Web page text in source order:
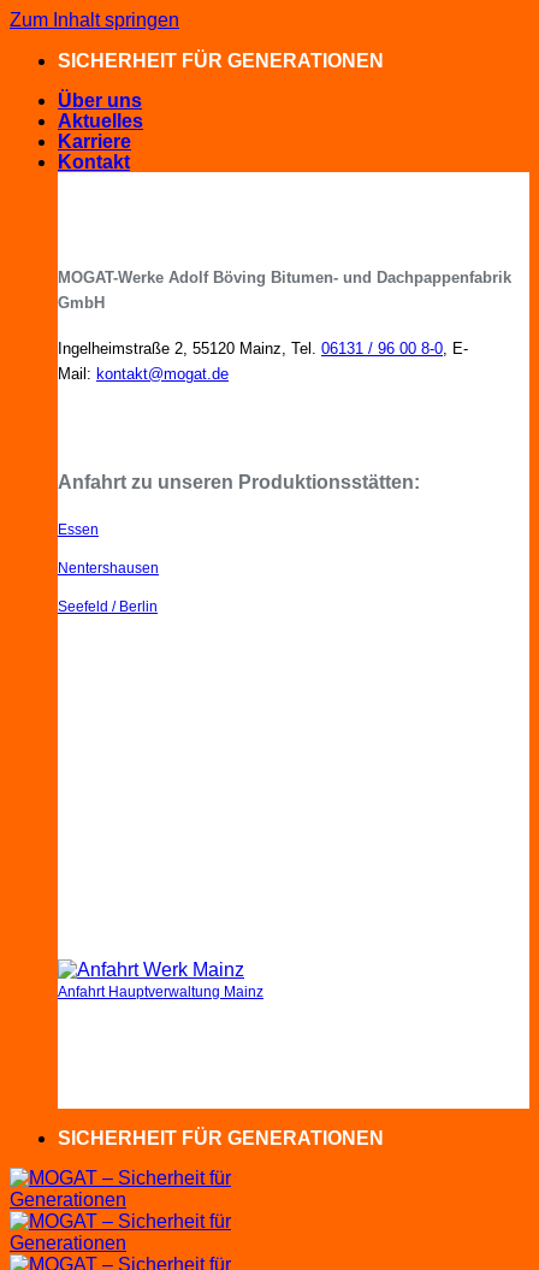
Zum Inhalt springen
SICHERHEIT FÜR GENERATIONEN
Über uns
Aktuelles
Karriere
Kontakt
MOGAT-Werke Adolf Böving Bitumen- und Dachpappenfabrik
GmbH
Ingelheimstraße 2, 55120 Mainz, Tel. 06131 / 96 00 8-0, E-
Mail: kontakt@mogat.de
Anfahrt zu unseren Produktionsstätten:
Essen
Nentershausen
Seefeld / Berlin
Anfahrt Hauptverwaltung Mainz
SICHERHEIT FÜR GENERATIONEN